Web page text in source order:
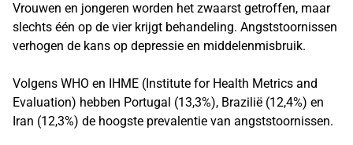
Vrouwen en jongeren worden het zwaarst getroffen, maar
slechts één op de vier krijgt behandeling. Angststoornissen
verhogen de kans op depressie en middelenmisbruik.
Volgens WHO en IHME (Institute for Health Metrics and
Evaluation) hebben Portugal (13,3%), Brazilië (12,4%) en
Iran (12,3%) de hoogste prevalentie van angststoornissen.